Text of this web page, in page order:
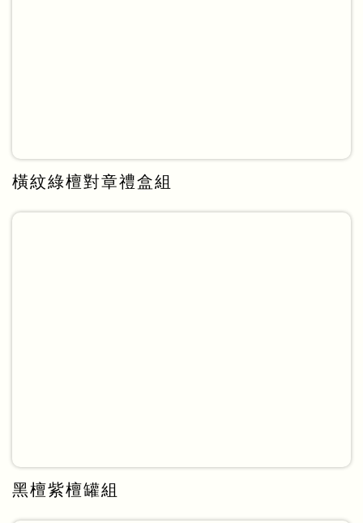
橫紋綠檀對章禮盒組
黑檀紫檀罐組